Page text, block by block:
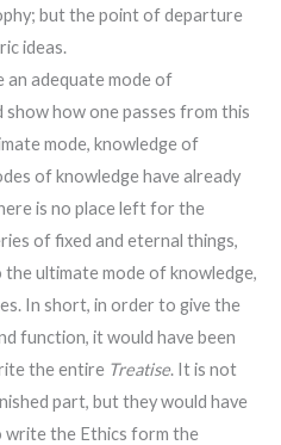
but the point of departure
ideas.
an adequate mode of
how one passes from this
mode, knowledge of
of knowledge have already
is no place left for the
of fixed and eternal things,
ultimate mode of knowledge,
In short, in order to give the
function, it would have been
the entire Treatise. It is not
part, but they would have
write the Ethics form the